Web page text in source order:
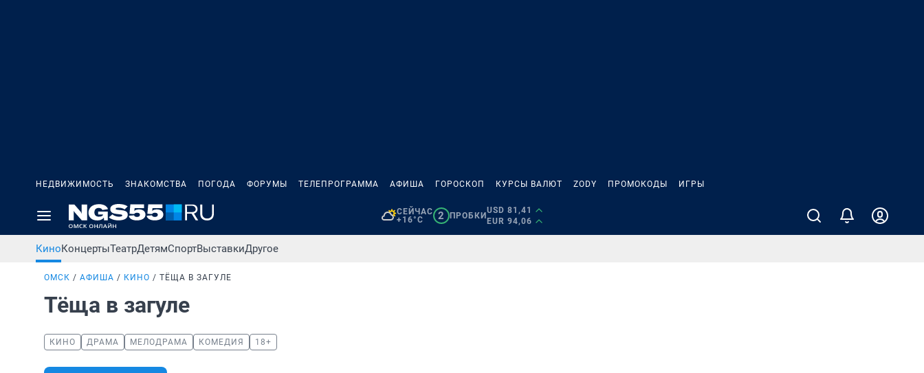
НЕДВИЖИМОСТЬ ЗНАКОМСТВА ПОГОДА ФОРУМЫ ТЕЛЕПРОГРАММА АФИША ГОРОСКОП КУРСЫ ВАЛЮТ ZODY ПРОМОКОДЫ ИГРЫ
СЕЙЧАС
+16°C
2 ПРОБКИ
USD 81,41
EUR 94,06
КиноКонцертыТеатрДетямСпортВыставкиДругое
ОМСК АФИША КИНО ТЁЩА В ЗАГУЛЕ
Тёща в загуле
КИНО ДРАМА МЕЛОДРАМА КОМЕДИЯ 18+